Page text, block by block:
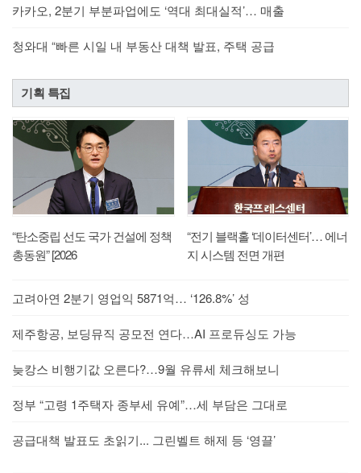
카카오, 2분기 부분파업에도 ‘역대 최대실적’… 매출
청와대 “빠른 시일 내 부동산 대책 발표, 주택 공급
기획 특집
“탄소중립 선도 국가 건설에 정책
총동원” [2026
“전기 블랙홀 ‘데이터센터’… 에너
지 시스템 전면 개편
고려아연 2분기 영업익 5871억… ‘126.8%’ 성
제주항공, 보딩뮤직 공모전 연다…AI 프로듀싱도 가능
늦캉스 비행기값 오른다?…9월 유류세 체크해보니
정부 “고령 1주택자 종부세 유예”…세 부담은 그대로
공급대책 발표도 초읽기... 그린벨트 해제 등 ‘영끌’